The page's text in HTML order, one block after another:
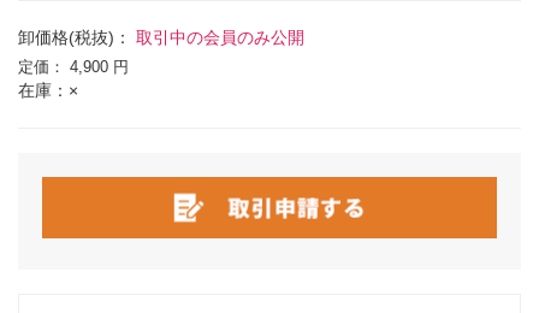
卸価格(税抜)： 取引中の会員のみ公開
定価： 4,900 円
在庫：×